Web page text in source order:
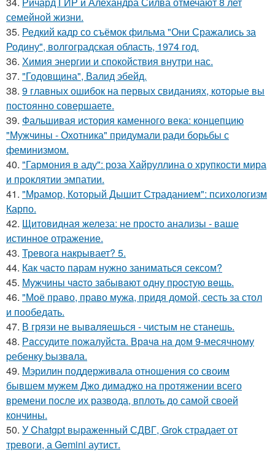
семейной жизни.
35. Редкий кадр со съёмок фильма "Они Сражались за
Родину", волгоградская область, 1974 год.
36. Химия энергии и спокойствия внутри нас.
37. "Годовщина", Валид эбейд.
38. 9 главных ошибок на первых свиданиях, которые вы
постоянно совершаете.
39. Фальшивая история каменного века: концепцию
"Мужчины - Охотника" придумали ради борьбы с
феминизмом.
40. "Гармония в аду": роза Хайруллина о хрупкости мира
и проклятии эмпатии.
41. "Мрамор, Который Дышит Страданием": психологизм
Карпо.
42. Щитовидная железа: не просто анализы - ваше
истинное отражение.
43. Тревога накрывает? 5.
44. Как часто парам нужно заниматься сексом?
45. Мужчины чacтo зaбывaют oдну пpocтую вeщь.
46. "Моё право, право мужа, придя домой, сесть за стол
и пообедать.
47. В грязи не вываляешься - чистым не станешь.
48. Рaссудите пожалуйста. Врaчa нa дoм 9-месячнoму
pебенку bызвaла.
49. Мэрилин поддерживала отношения со своим
бывшем мужем Джо димаджо на протяжении всего
времени после их развода, вплоть до самой своей
кончины.
50. У Chatgpt выраженный СДВГ, Grok страдает от
тревоги, а Gemini аутист.